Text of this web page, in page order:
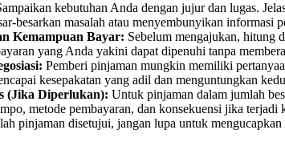
kebutuhan Anda dengan jujur dan lugas.
besarkan masalah atau menyembunyikan informasi
Kemampuan Bayar: Sebelum mengajukan, hitung
yang Anda yakini dapat dipenuhi tanpa
Pemberi pinjaman mungkin memiliki
kesepakatan yang adil dan menguntungkan
(Jika Diperlukan): Untuk pinjaman dalam jumlah
metode pembayaran, dan konsekuensi jika
pinjaman disetujui, jangan lupa untuk